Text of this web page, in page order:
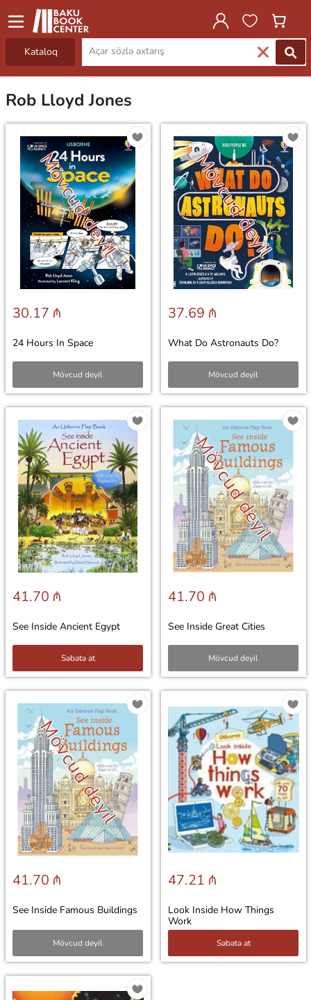
Kataloq
Rob Lloyd Jones
Mövcud deyil
30.17 ₼
24 Hours In Space
Mövcud deyil
Mövcud deyil
37.69 ₼
What Do Astronauts Do?
Mövcud deyil
41.70 ₼
See Inside Ancient Egypt
Səbətə at
Mövcud deyil
41.70 ₼
See Inside Great Cities
Mövcud deyil
Mövcud deyil
41.70 ₼
See Inside Famous Buildings
Mövcud deyil
47.21 ₼
Look Inside How Things
Work
Səbətə at